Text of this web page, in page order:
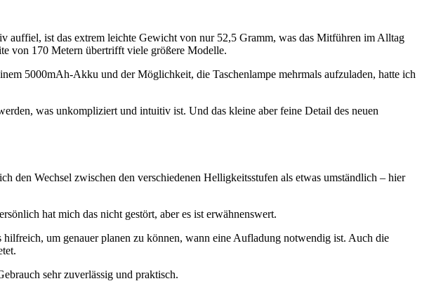
auffiel, ist das extrem leichte Gewicht von nur 52,5 Gramm, was das Mitführen im Alltag
von 170 Metern übertrifft viele größere Modelle.
5000mAh-Akku und der Möglichkeit, die Taschenlampe mehrmals aufzuladen, hatte ich
was unkompliziert und intuitiv ist. Und das kleine aber feine Detail des neuen
den Wechsel zwischen den verschiedenen Helligkeitsstufen als etwas umständlich – hier
hat mich das nicht gestört, aber es ist erwähnenswert.
um genauer planen zu können, wann eine Aufladung notwendig ist. Auch die
sehr zuverlässig und praktisch.